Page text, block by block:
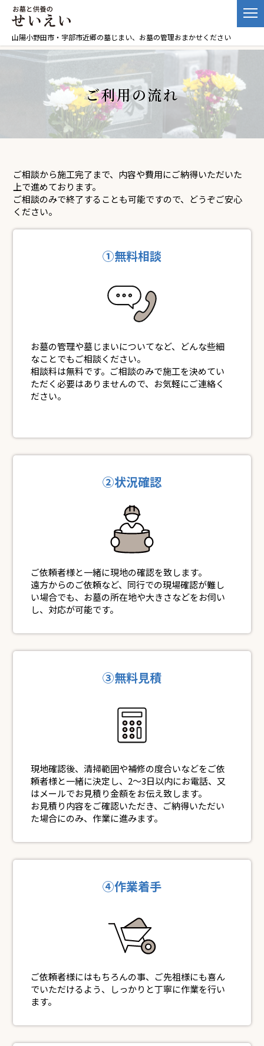
山陽小野田市・宇部市近郷の墓じまい、お墓の管理おまかせください
ご利用の流れ
ご相談から施工完了まで、内容や費用にご納得いただいた
上で進めております。
ご相談のみで終了することも可能ですので、どうぞご安心
ください。
①無料相談
お墓の管理や墓じまいについてなど、どんな些細
なことでもご相談ください。
相談料は無料です。ご相談のみで施工を決めてい
ただく必要はありませんので、お気軽にご連絡く
ださい。
②状況確認
ご依頼者様と一緒に現地の確認を致します。
遠方からのご依頼など、同行での現場確認が難し
い場合でも、お墓の所在地や大きさなどをお伺い
し、対応が可能です。
③無料見積
現地確認後、清掃範囲や補修の度合いなどをご依
頼者様と一緒に決定し、2～3日以内にお電話、又
はメールでお見積り金額をお伝え致します。
お見積り内容をご確認いただき、ご納得いただい
た場合にのみ、作業に進みます。
④作業着手
ご依頼者様にはもちろんの事、ご先祖様にも喜ん
でいただけるよう、しっかりと丁寧に作業を行い
ます。